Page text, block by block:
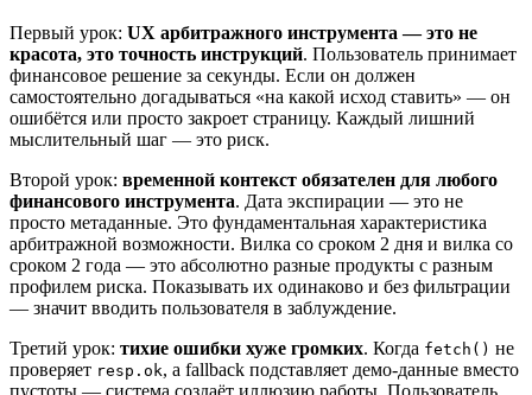
Первый урок: UX арбитражного инструмента — это не
красота, это точность инструкций. Пользователь принимает
финансовое решение за секунды. Если он должен
самостоятельно догадываться «на какой исход ставить» — он
ошибётся или просто закроет страницу. Каждый лишний
мыслительный шаг — это риск.
Второй урок: временной контекст обязателен для любого
финансового инструмента. Дата экспирации — это не
просто метаданные. Это фундаментальная характеристика
арбитражной возможности. Вилка со сроком 2 дня и вилка со
сроком 2 года — это абсолютно разные продукты с разным
профилем риска. Показывать их одинаково и без фильтрации
— значит вводить пользователя в заблуждение.
Третий урок: тихие ошибки хуже громких. Когда fetch() не
проверяет resp.ok, а fallback подставляет демо-данные вместо